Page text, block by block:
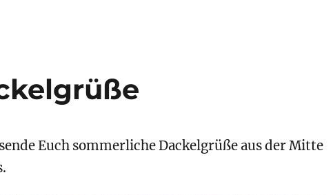
Euch sommerliche Dackelgrüße aus der Mitte